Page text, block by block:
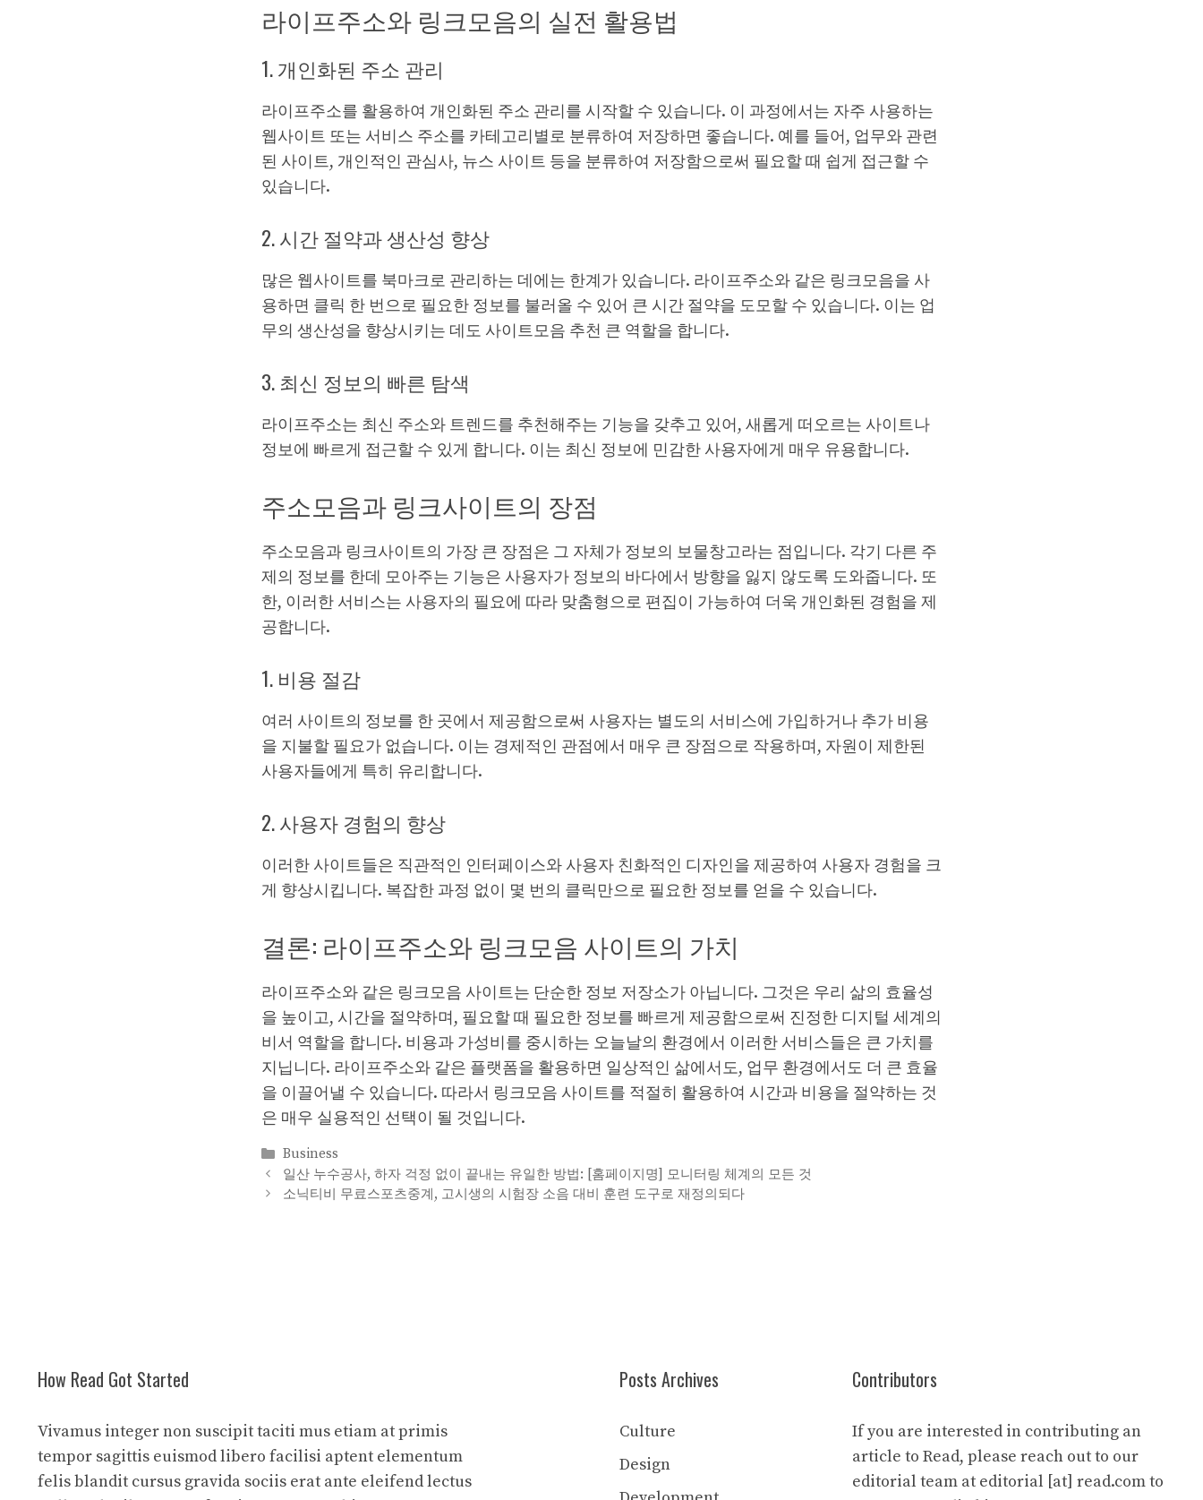
라이프주소와 링크모음의 실전 활용법
1. 개인화된 주소 관리
라이프주소를 활용하여 개인화된 주소 관리를 시작할 수 있습니다. 이 과정에서는 자주 사용하는
웹사이트 또는 서비스 주소를 카테고리별로 분류하여 저장하면 좋습니다. 예를 들어, 업무와 관련
된 사이트, 개인적인 관심사, 뉴스 사이트 등을 분류하여 저장함으로써 필요할 때 쉽게 접근할 수
있습니다.
2. 시간 절약과 생산성 향상
많은 웹사이트를 북마크로 관리하는 데에는 한계가 있습니다. 라이프주소와 같은 링크모음을 사
용하면 클릭 한 번으로 필요한 정보를 불러올 수 있어 큰 시간 절약을 도모할 수 있습니다. 이는 업
무의 생산성을 향상시키는 데도 사이트모음 추천 큰 역할을 합니다.
3. 최신 정보의 빠른 탐색
라이프주소는 최신 주소와 트렌드를 추천해주는 기능을 갖추고 있어, 새롭게 떠오르는 사이트나
정보에 빠르게 접근할 수 있게 합니다. 이는 최신 정보에 민감한 사용자에게 매우 유용합니다.
주소모음과 링크사이트의 장점
주소모음과 링크사이트의 가장 큰 장점은 그 자체가 정보의 보물창고라는 점입니다. 각기 다른 주
제의 정보를 한데 모아주는 기능은 사용자가 정보의 바다에서 방향을 잃지 않도록 도와줍니다. 또
한, 이러한 서비스는 사용자의 필요에 따라 맞춤형으로 편집이 가능하여 더욱 개인화된 경험을 제
공합니다.
1. 비용 절감
여러 사이트의 정보를 한 곳에서 제공함으로써 사용자는 별도의 서비스에 가입하거나 추가 비용
을 지불할 필요가 없습니다. 이는 경제적인 관점에서 매우 큰 장점으로 작용하며, 자원이 제한된
사용자들에게 특히 유리합니다.
2. 사용자 경험의 향상
이러한 사이트들은 직관적인 인터페이스와 사용자 친화적인 디자인을 제공하여 사용자 경험을 크
게 향상시킵니다. 복잡한 과정 없이 몇 번의 클릭만으로 필요한 정보를 얻을 수 있습니다.
결론: 라이프주소와 링크모음 사이트의 가치
라이프주소와 같은 링크모음 사이트는 단순한 정보 저장소가 아닙니다. 그것은 우리 삶의 효율성
을 높이고, 시간을 절약하며, 필요할 때 필요한 정보를 빠르게 제공함으로써 진정한 디지털 세계의
비서 역할을 합니다. 비용과 가성비를 중시하는 오늘날의 환경에서 이러한 서비스들은 큰 가치를
지닙니다. 라이프주소와 같은 플랫폼을 활용하면 일상적인 삶에서도, 업무 환경에서도 더 큰 효율
을 이끌어낼 수 있습니다. 따라서 링크모음 사이트를 적절히 활용하여 시간과 비용을 절약하는 것
은 매우 실용적인 선택이 될 것입니다.
Categories
Business
일산 누수공사, 하자 걱정 없이 끝내는 유일한 방법: [홈페이지명] 모니터링 체계의 모든 것
소닉티비 무료스포츠중계, 고시생의 시험장 소음 대비 훈련 도구로 재정의되다
How Read Got Started
Vivamus integer non suscipit taciti mus etiam at primis
tempor sagittis euismod libero facilisi aptent elementum
felis blandit cursus gravida sociis erat ante eleifend lectus
Posts Archives
Culture
Design
Contributors
If you are interested in contributing an
article to Read, please reach out to our
editorial team at editorial [at] read.com to